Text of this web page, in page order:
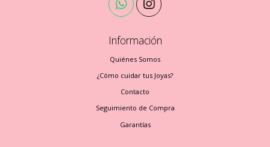
Información
Quiénes Somos
¿Cómo cuidar tus Joyas?
Contacto
Seguimiento de Compra
Garantías